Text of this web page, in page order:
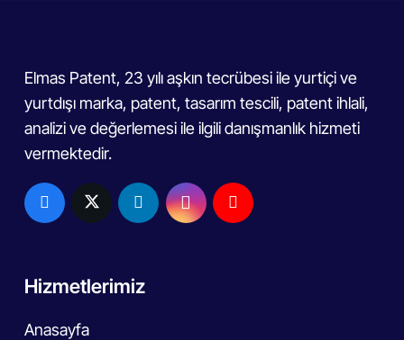
Elmas Patent, 23 yılı aşkın tecrübesi ile yurtiçi ve
yurtdışı marka, patent, tasarım tescili, patent ihlali,
analizi ve değerlemesi ile ilgili danışmanlık hizmeti
vermektedir.
Hizmetlerimiz
Anasayfa